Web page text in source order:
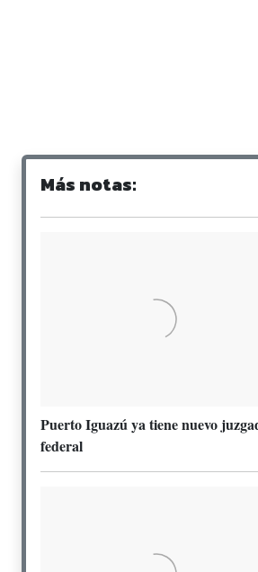
Más notas:
Puerto Iguazú ya tiene nuevo
federal